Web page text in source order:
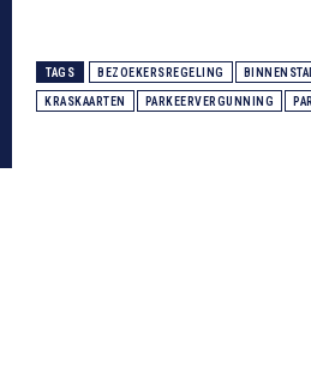
TAGS BEZOEKERSREGELING
KRASKAARTEN PARKEERVERGUNNING